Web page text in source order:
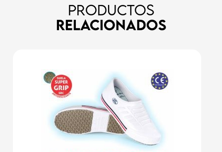
PRODUCTOS
RELACIONADOS